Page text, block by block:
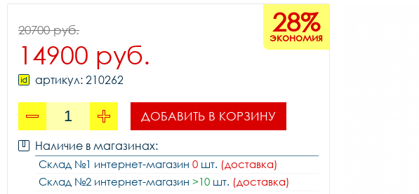
28%
экономия
20700 руб.
14900 руб.
артикул: 210262
ДОБАВИТЬ В КОРЗИНУ
Наличие в магазинах:
Склад №1 интернет-магазин 0 шт. (доставка)
Склад №2 интернет-магазин >10 шт. (доставка)